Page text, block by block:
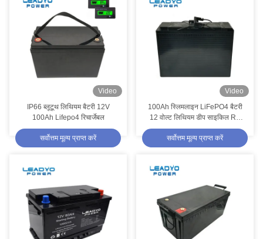
Video
IP66 ब्लूटूथ लिथियम बैटरी 12V
100Ah Lifepo4 रिचार्जेबल
सर्वोत्तम मूल्य प्राप्त करें
Video
100Ah स्लिमलाइन LiFePO4 बैटरी
12 वोल्ट लिथियम डीप साइकिल RV
बैटरी 13kg
सर्वोत्तम मूल्य प्राप्त करें